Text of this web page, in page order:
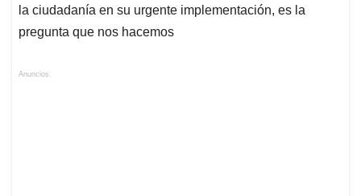
la ciudadanía en su urgente implementación, es la
pregunta que nos hacemos
Anuncios.